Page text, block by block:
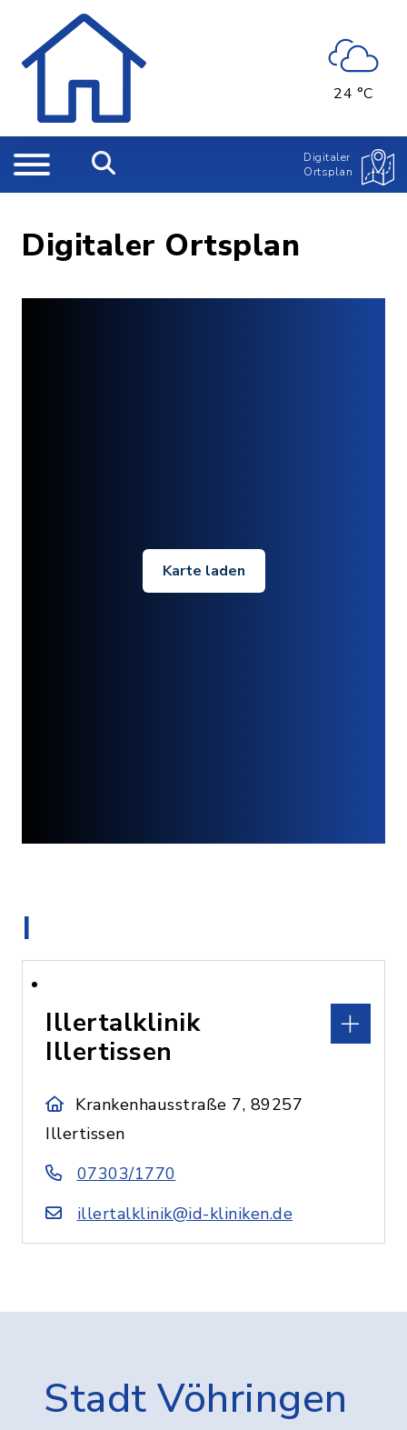
24 °C
Digitaler
Ortsplan
Digitaler Ortsplan
Karte laden
I
Illertalklinik
Illertissen
Krankenhausstraße 7, 89257
Illertissen
07303/1770
illertalklinik@id-kliniken.de
Stadt Vöhringen